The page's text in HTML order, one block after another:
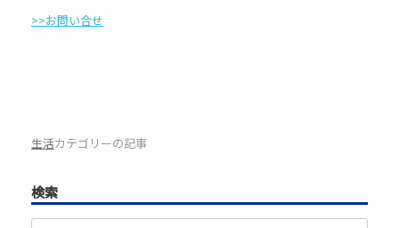
>>お問い合せ
生活カテゴリーの記事
検索